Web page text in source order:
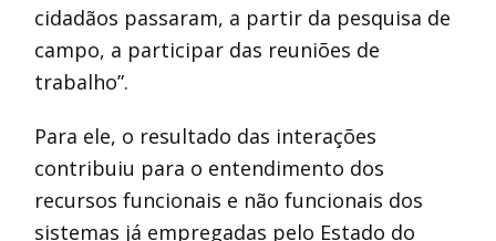
cidadãos passaram, a partir da pesquisa de
campo, a participar das reuniões de
trabalho”.
Para ele, o resultado das interações
contribuiu para o entendimento dos
recursos funcionais e não funcionais dos
sistemas já empregadas pelo Estado do